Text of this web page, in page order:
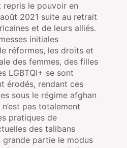
repris le pouvoir en
2021 suite au retrait
et de leurs alliés.
initiales
réformes, les droits et
des femmes, des filles
LGBTQI+ se sont
érodés, rendant ces
sous le régime afghan
pas totalement
pratiques de
des talibans
grande partie le modus